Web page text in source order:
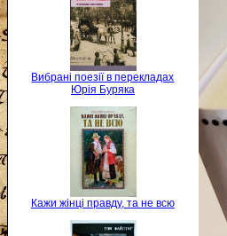
Вибрані поезії в перекладах
Юрія Буряка
Кажи жінці правду, та не всю